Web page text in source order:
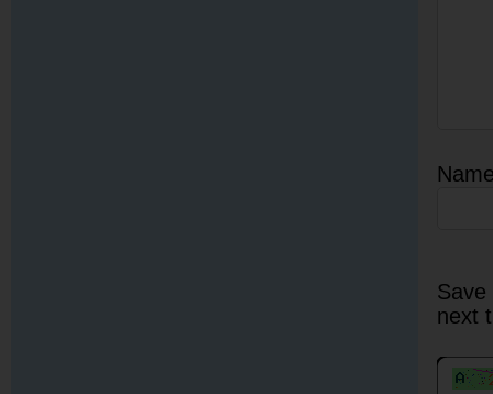
next